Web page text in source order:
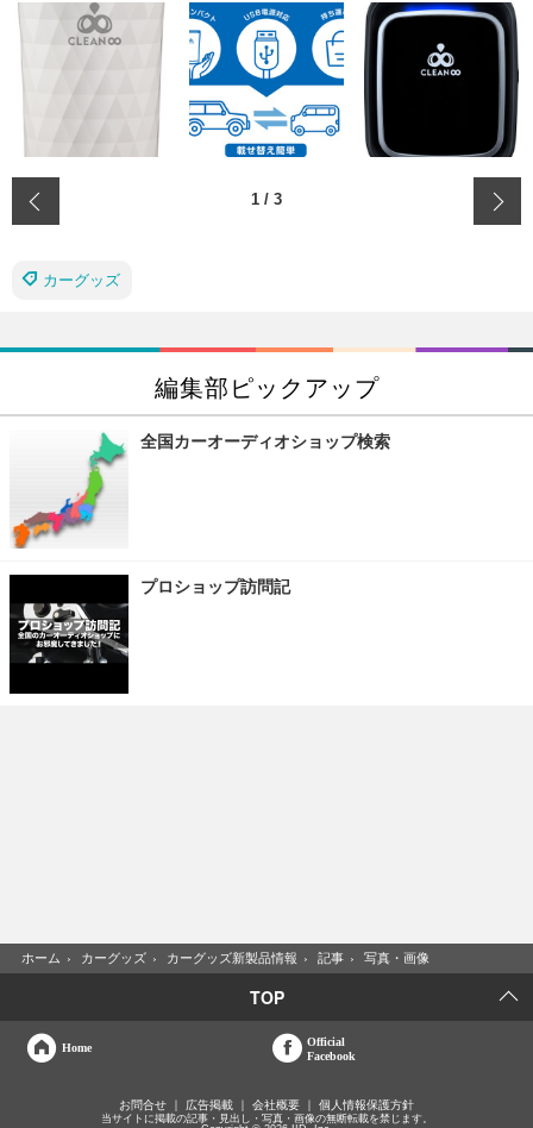
1 / 3
カーグッズ
編集部ピックアップ
全国カーオーディオショップ検索
プロショップ訪問記
ホーム › カーグッズ › カーグッズ新製品情報 › 記事 › 写真・画像
TOP
Home
Official
Facebook
お問合せ 広告掲載 会社概要 個人情報保護方針
当サイトに掲載の記事・見出し・写真・画像の無断転載を禁じます。